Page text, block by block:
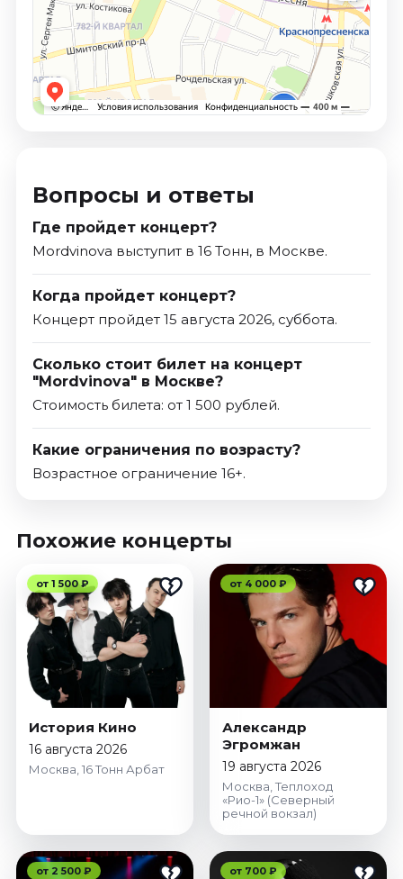
Вопросы и ответы
Где пройдет концерт?
Mordvinova выступит в 16 Тонн, в Москве.
Когда пройдет концерт?
Концерт пройдет 15 августа 2026, суббота.
Сколько стоит билет на концерт
"Mordvinova" в Москве?
Стоимость билета: от 1 500 рублей.
Какие ограничения по возрасту?
Возрастное ограничение 16+.
Похожие концерты
от 1 500 ₽
История Кино
16 августа 2026
Москва, 16 Тонн Арбат
от 4 000 ₽
Александр
Эгромжан
19 августа 2026
Москва, Теплоход
«Рио-1» (Северный
речной вокзал)
от 2 500 ₽ от 700 ₽